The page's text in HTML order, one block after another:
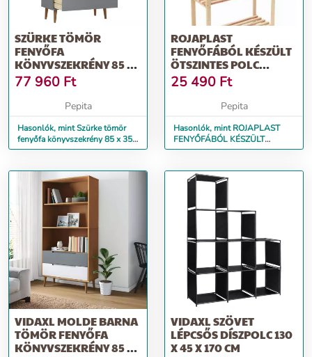
SZÜRKE TÖMÖR
FENYŐFA
KÖNYVSZEKRÉNY 85 X
35 X 170,5 CM
77 960 Ft
Pepita
Hasonlók, mint Szürke tömör
fenyőfa könyvszekrény 85 x 35 x
170,5 cm
ROJAPLAST
FENYŐFÁBÓL KÉSZÜLT
ÖTSZINTES POLC
(MÉRET: 170 X 80 X)
25 490 Ft
Pepita
Hasonlók, mint ROJAPLAST
FENYŐFÁBÓL KÉSZÜLT
ÖTSZINTES POLC (Méret: 170 x
VIDAXL MOLDE BARNA
TÖMÖR FENYŐFA
KÖNYVSZEKRÉNY 85 X
VIDAXL SZÖVET
LÉPCSŐS DÍSZPOLC 130
X 45 X 170 CM